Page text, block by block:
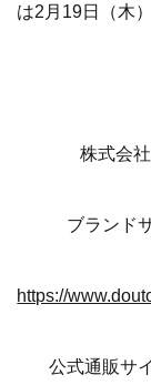
は2月19日（木
株式会
ブランド
公式通販サ